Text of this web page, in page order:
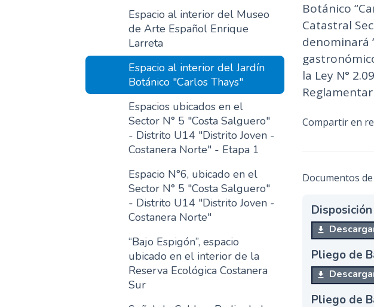
Espacio al interior del Museo
de Arte Español Enrique
Larreta
Espacio al interior del Jardín
Botánico "Carlos Thays"
Espacios ubicados en el
Sector N° 5 "Costa Salguero"
- Distrito U14 "Distrito Joven -
Costanera Norte" - Etapa 1
Espacio N°6, ubicado en el
Sector N° 5 "Costa Salguero"
- Distrito U14 "Distrito Joven -
Costanera Norte"
“Bajo Espigón”, espacio
ubicado en el interior de la
Reserva Ecológica Costanera
Sur
Botánico
Catastral
denominará
la Ley N°
Compartir en
Documentos
Pliego de
Pliego de